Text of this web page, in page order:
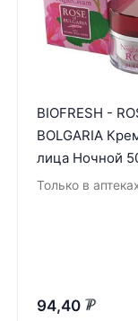
BIOFRESH -
BOLGARIA
лица Ночной
Только в
94,40 ₽